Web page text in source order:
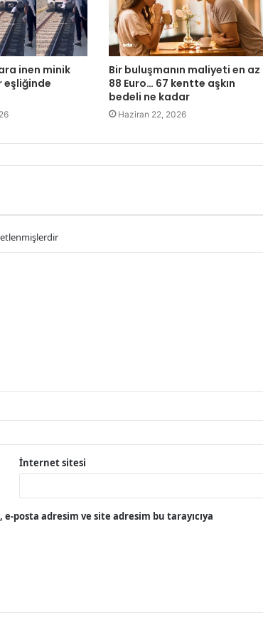
inen minik
eşliğinde
Bir buluşmanın maliyeti en az
88 Euro… 67 kentte aşkın
bedeli ne kadar
Haziran 22, 2026
İnternet sitesi
posta adresim ve site adresim bu tarayıcıya